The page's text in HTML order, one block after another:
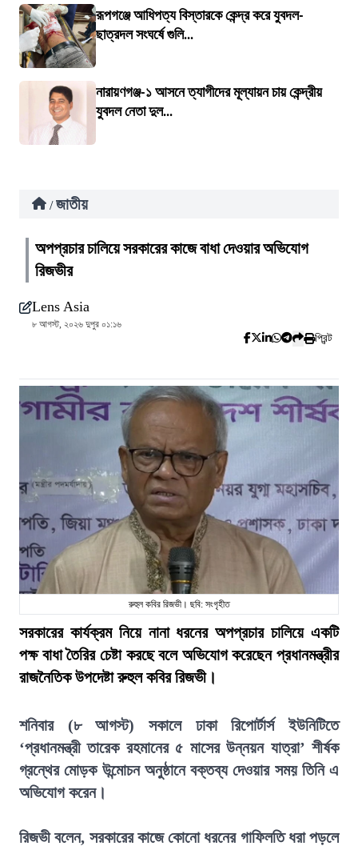
রূপগঞ্জে আধিপত্য বিস্তারকে কেন্দ্র করে যুবদল-
ছাত্রদল সংঘর্ষে গুলি...
নারায়ণগঞ্জ-১ আসনে ত্যাগীদের মূল্যায়ন চায় কেন্দ্রীয়
যুবদল নেতা দুল...
/ জাতীয়
অপপ্রচার চালিয়ে সরকারের কাজে বাধা দেওয়ার অভিযোগ
রিজভীর
Lens Asia
৮ আগস্ট, ২০২৬ দুপুর ০১:১৬
প্রিন্ট
রুহুল কবির রিজভী। ছবি: সংগৃহীত
সরকারের কার্যক্রম নিয়ে নানা ধরনের অপপ্রচার চালিয়ে একটি
পক্ষ বাধা তৈরির চেষ্টা করছে বলে অভিযোগ করেছেন প্রধানমন্ত্রীর
রাজনৈতিক উপদেষ্টা রুহুল কবির রিজভী।
শনিবার (৮ আগস্ট) সকালে ঢাকা রিপোর্টার্স ইউনিটিতে
‘প্রধানমন্ত্রী তারেক রহমানের ৫ মাসের উন্নয়ন যাত্রা’ শীর্ষক
গ্রন্থের মোড়ক উন্মোচন অনুষ্ঠানে বক্তব্য দেওয়ার সময় তিনি এ
অভিযোগ করেন।
রিজভী বলেন, সরকারের কাজে কোনো ধরনের গাফিলতি ধরা পড়লে